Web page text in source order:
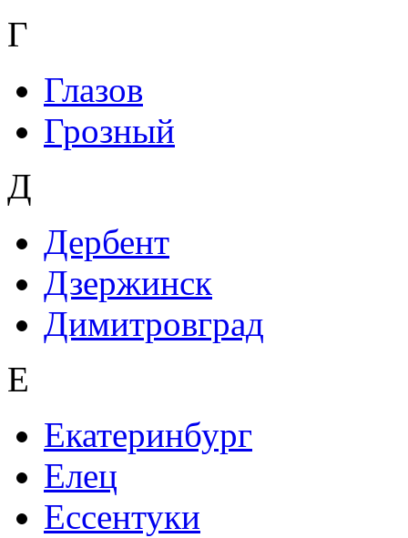
Г
Глазов
Грозный
Д
Дербент
Дзержинск
Димитровград
Е
Екатеринбург
Елец
Ессентуки